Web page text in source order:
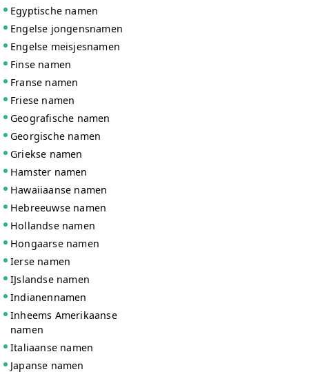
Egyptische namen
Engelse jongensnamen
Engelse meisjesnamen
Finse namen
Franse namen
Friese namen
Geografische namen
Georgische namen
Griekse namen
Hamster namen
Hawaiiaanse namen
Hebreeuwse namen
Hollandse namen
Hongaarse namen
Ierse namen
IJslandse namen
Indianennamen
Inheems Amerikaanse
namen
Italiaanse namen
Japanse namen